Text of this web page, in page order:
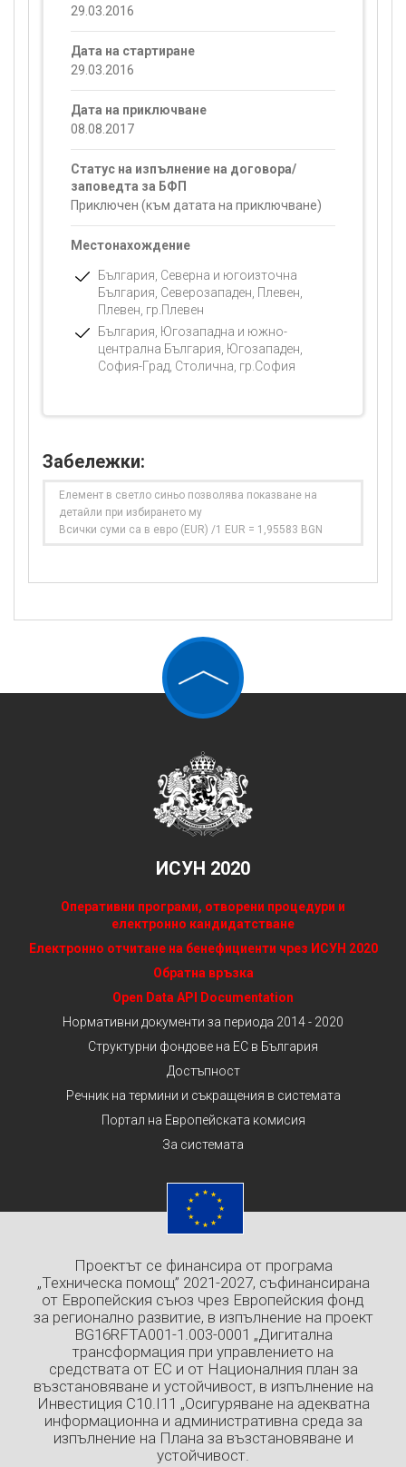
29.03.2016
Дата на стартиране
29.03.2016
Дата на приключване
08.08.2017
Статус на изпълнение на договора/
заповедта за БФП
Приключен (към датата на приключване)
Местонахождение
България, Северна и югоизточна
България, Северозападен, Плевен,
Плевен, гр.Плевен
България, Югозападна и южно-
централна България, Югозападен,
София-Град, Столична, гр.София
Забележки:
Елемент в светло синьо позволява показване на
детайли при избирането му
Всички суми са в евро (EUR) /1 EUR = 1,95583 BGN
ИСУН 2020
Оперативни програми, отворени процедури и
електронно кандидатстване
Електронно отчитане на бенефициенти чрез ИСУН 2020
Обратна връзка
Open Data API Documentation
Нормативни документи за периода 2014 - 2020
Структурни фондове на ЕС в България
Достъпност
Речник на термини и съкращения в системата
Портал на Европейската комисия
За системата
Проектът се финансира от програма
„Техническа помощ” 2021-2027, съфинансирана
от Европейския съюз чрез Европейския фонд
за регионално развитие, в изпълнение на проект
BG16RFTA001-1.003-0001 „Дигитална
трансформация при управлението на
средствата от ЕС и от Националния план за
възстановяване и устойчивост, в изпълнение на
Инвестиция C10.I11 „Осигуряване на адекватна
информационна и административна среда за
изпълнение на Плана за възстановяване и
устойчивост.